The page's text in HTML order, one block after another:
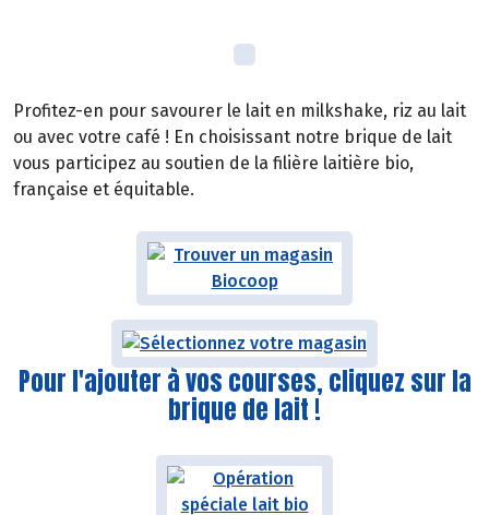
Profitez-en pour savourer le lait en milkshake, riz au lait
ou avec votre café ! En choisissant notre brique de lait
vous participez au soutien de la filière laitière bio,
française et équitable.
Pour l'ajouter à vos courses, cliquez sur la
brique de lait !